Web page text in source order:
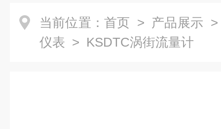
当前位置： 首页 > 产品展示
仪表 > KSDTC涡街流量计